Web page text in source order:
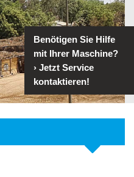
Benötigen Sie Hilfe
mit Ihrer Maschine?
› Jetzt Service
kontaktieren!